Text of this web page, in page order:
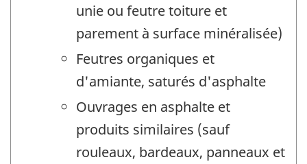
unie ou feutre toiture et
parement à surface minéralisée)
Feutres organiques et
d'amiante, saturés d'asphalte
Ouvrages en asphalte et
produits similaires (sauf
rouleaux, bardeaux, panneaux et